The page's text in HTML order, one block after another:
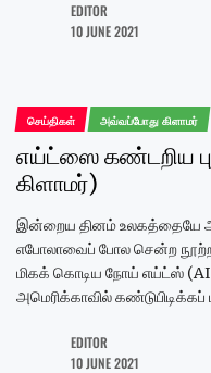
EDITOR
10 JUNE 2021
செய்திகள் அவ்வப்போது கிளாமர்
எய்ட்ஸை கண்டறிய
கிளாமர்)
இன்றைய தினம் உலகத்தையே
எபோலாவைப் போல சென்ற
மிகக் கொடிய நோய் எய்ட்ஸ்
அமெரிக்காவில்
EDITOR
10 JUNE 2021